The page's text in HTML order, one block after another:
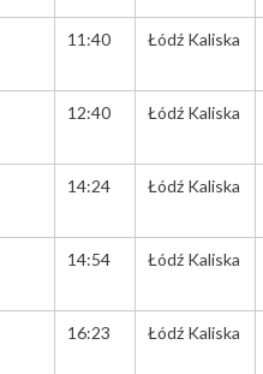
11:40 Łódź Kaliska
12:40 Łódź Kaliska
14:24 Łódź Kaliska
14:54 Łódź Kaliska
16:23 Łódź Kaliska